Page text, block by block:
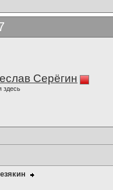
Серёгин
здесь